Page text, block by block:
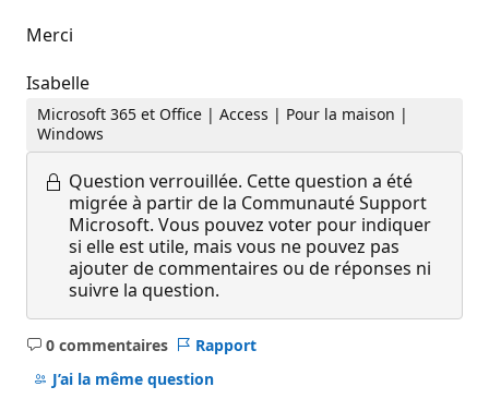
Merci
Isabelle
Microsoft 365 et Office | Access | Pour la maison |
Windows
Question verrouillée. Cette question a été
migrée à partir de la Communauté Support
Microsoft. Vous pouvez voter pour indiquer
si elle est utile, mais vous ne pouvez pas
ajouter de commentaires ou de réponses ni
suivre la question.
0 commentaires
Aucun
commentaire
Rapport
J’ai la même question